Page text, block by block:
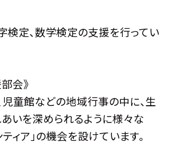
検定、数学検定の支援を行ってい
会》
児童館などの地域行事の中に、生
いを深められるように様々な
ィア」の機会を設けています。